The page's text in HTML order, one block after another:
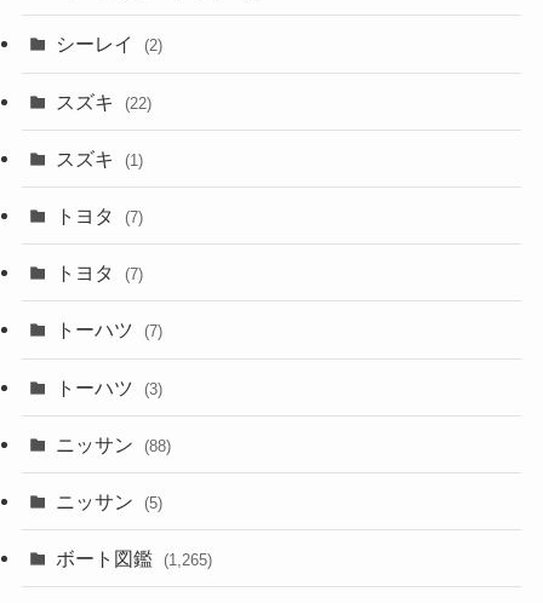
シーレイ (2)
スズキ (22)
スズキ (1)
トヨタ (7)
トヨタ (7)
トーハツ (7)
トーハツ (3)
ニッサン (88)
ニッサン (5)
ボート図鑑 (1,265)